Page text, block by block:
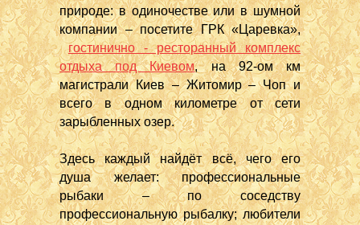
природе: в одиночестве или в шумной
компании – посетите ГРК «Царевка»,
гостинично - ресторанный комплекс
отдыха под Киевом, на 92-ом км
магистрали Киев – Житомир – Чоп и
всего в одном километре от сети
зарыбленных озер.
Здесь каждый найдёт всё, чего его
душа желает: профессиональные
рыбаки – по соседству
профессиональную рыбалку; любители